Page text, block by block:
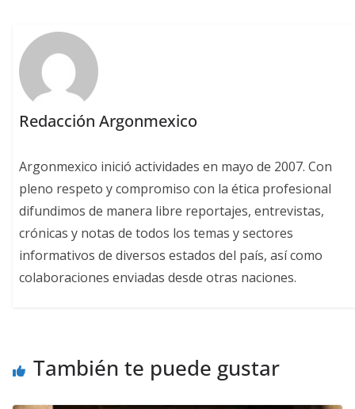
Redacción Argonmexico
Argonmexico inició actividades en mayo de 2007. Con
pleno respeto y compromiso con la ética profesional
difundimos de manera libre reportajes, entrevistas,
crónicas y notas de todos los temas y sectores
informativos de diversos estados del país, así como
colaboraciones enviadas desde otras naciones.
También te puede gustar